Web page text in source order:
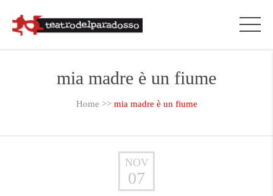
mia madre è un fiume
Home >> mia madre è un fiume
NOV
07